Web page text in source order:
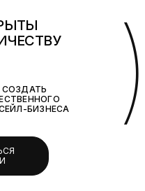
БИЗНЕСА